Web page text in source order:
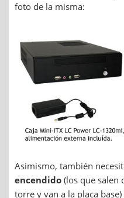
foto de la misma:
Asimismo, también
encendido (los que salen
torre y van a la placa